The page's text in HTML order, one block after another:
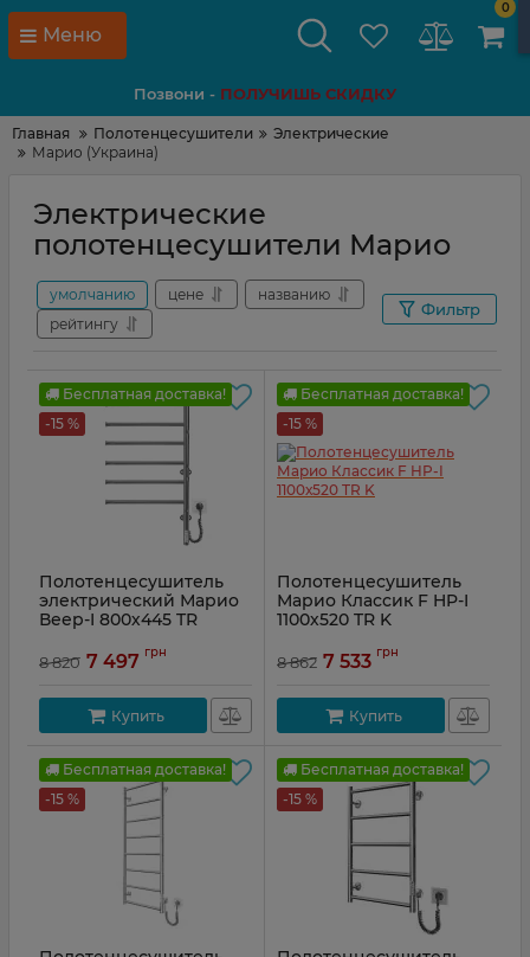
Меню
0
Позвони - ПОЛУЧИШЬ СКИДКУ
Главная Полотенцесушители
Электрические
Марио (Украина)
Электрические
полотенцесушители Марио
умолчанию цене
названию
рейтингу
Фильтр
Бесплатная доставка!
-15 %
Полотенцесушитель
электрический Марио
Веер-I 800х445 TR
8 820 7 497 грн
Купить
Бесплатная доставка!
-15 %
Полотенцесушитель
Марио Классик F HP-I
1100х520 TR K
8 862 7 533 грн
Купить
Бесплатная доставка!
-15 %
Бесплатная доставка!
-15 %